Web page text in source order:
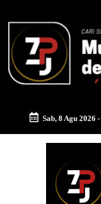
content
Sab, 8 Agu 2026 -